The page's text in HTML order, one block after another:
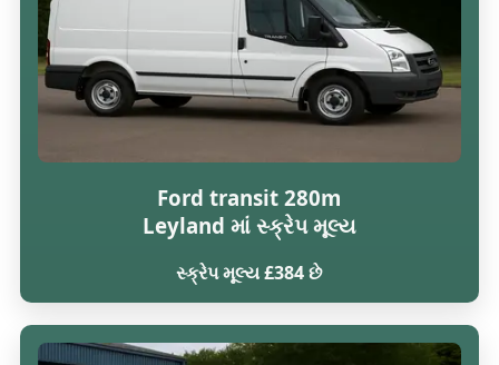
Ford transit 280m
Leyland માં સ્ક્રેપ મૂલ્ય
સ્ક્રેપ મૂલ્ય £384 છે